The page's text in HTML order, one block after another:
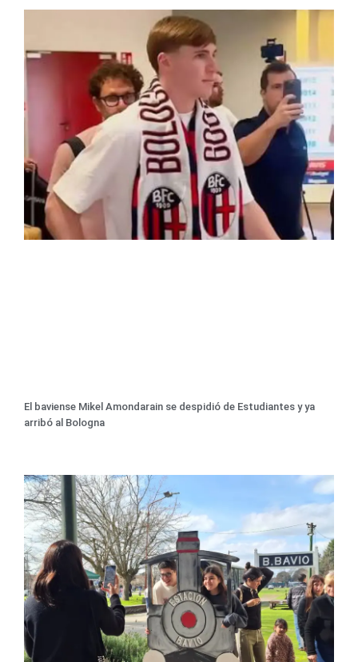
El baviense Mikel Amondarain se despidió de Estudiantes y ya
arribó al Bologna